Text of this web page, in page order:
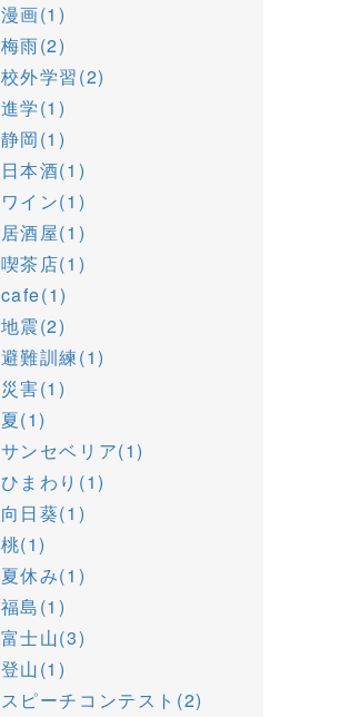
漫画(1)
梅雨(2)
校外学習(2)
進学(1)
静岡(1)
日本酒(1)
ワイン(1)
居酒屋(1)
喫茶店(1)
cafe(1)
地震(2)
避難訓練(1)
災害(1)
夏(1)
サンセベリア(1)
ひまわり(1)
向日葵(1)
桃(1)
夏休み(1)
福島(1)
富士山(3)
登山(1)
スピーチコンテスト(2)